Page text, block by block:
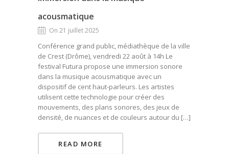
acousmatique
On 21 juillet 2025
Conférence grand public, médiathèque de la ville
de Crest (Drôme), vendredi 22 août à 14h Le
festival Futura propose une immersion sonore
dans la musique acousmatique avec un
dispositif de cent haut-parleurs. Les artistes
utilisent cette technologie pour créer des
mouvements, des plans sonores, des jeux de
densité, de nuances et de couleurs autour du […]
READ MORE